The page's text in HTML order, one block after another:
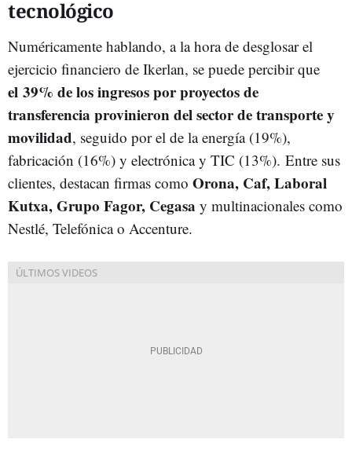
tecnológico
Numéricamente hablando, a la hora de desglosar el
ejercicio financiero de Ikerlan, se puede percibir que
el 39% de los ingresos por proyectos de
transferencia provinieron del sector de transporte y
movilidad, seguido por el de la energía (19%),
fabricación (16%) y electrónica y TIC (13%). Entre sus
clientes, destacan firmas como Orona, Caf, Laboral
Kutxa, Grupo Fagor, Cegasa y multinacionales como
Nestlé, Telefónica o Accenture.